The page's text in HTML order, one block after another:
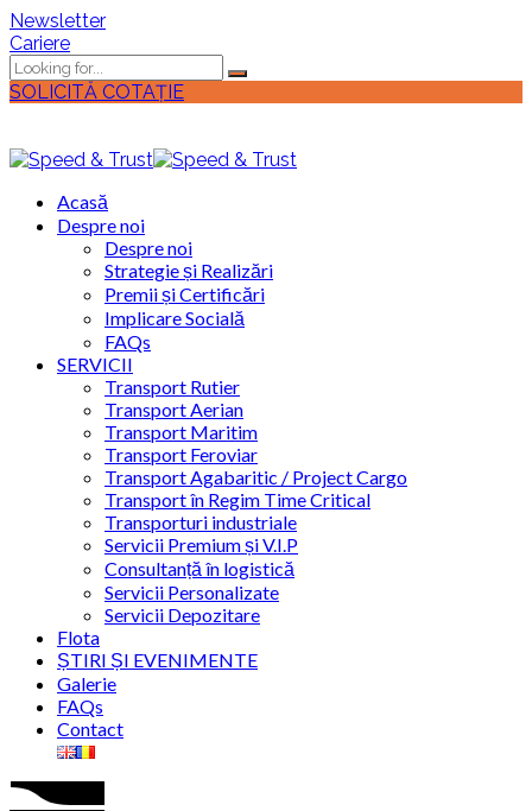
Newsletter
Cariere
SOLICITĂ COTAȚIE
Acasă
Despre noi
Despre noi
Strategie și Realizări
Premii și Certificări
Implicare Socială
FAQs
SERVICII
Transport Rutier
Transport Aerian
Transport Maritim
Transport Feroviar
Transport Agabaritic / Project Cargo
Transport în Regim Time Critical
Transporturi industriale
Servicii Premium și V.I.P
Consultanță în logistică
Servicii Personalizate
Servicii Depozitare
Flota
ȘTIRI ȘI EVENIMENTE
Galerie
FAQs
Contact